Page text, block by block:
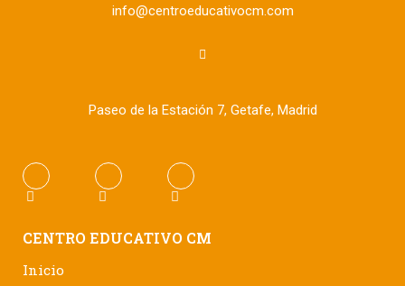
info@centroeducativocm.com
Paseo de la Estación 7, Getafe, Madrid
CENTRO EDUCATIVO CM
Inicio